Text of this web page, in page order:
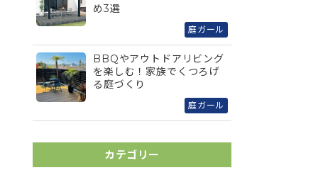
め3選
庭ガール
BBQやアウトドアリビング
を楽しむ！家族でくつろげ
る庭づくり
庭ガール
カテゴリー